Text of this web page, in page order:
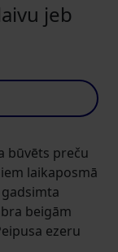
jeb
būvēts preču
laikaposmā
beigām
ezeru